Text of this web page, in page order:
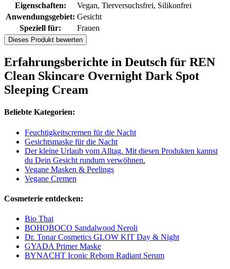
Eigenschaften:
Vegan, Tierversuchsfrei, Silikonfrei
Anwendungsgebiet: Gesicht
Speziell für:
Frauen
Dieses Produkt bewerten
Erfahrungsberichte in Deutsch für REN
Clean Skincare Overnight Dark Spot
Sleeping Cream
Beliebte Kategorien:
Feuchtigkeitscremen für die Nacht
Gesichtsmaske für die Nacht
Der kleine Urlaub vom Alltag. Mit diesen Produkten kannst
du Dein Gesicht rundum verwöhnen.
Vegane Masken & Peelings
Vegane Cremen
Cosmeterie entdecken:
Bio Thai
BOHOBOCO Sandalwood Neroli
Dr. Tonar Cosmetics GLOW KIT Day & Night
GYADA Primer Maske
BYNACHT Iconic Reborn Radiant Serum